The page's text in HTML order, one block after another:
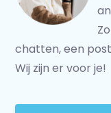
chatten, een
Wij zijn er voor je!